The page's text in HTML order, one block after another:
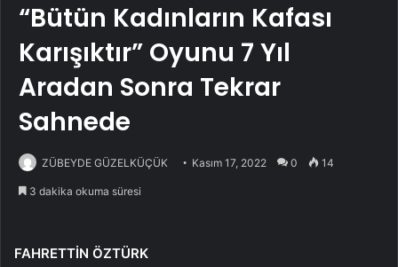
“Bütün Kadınların Kafası
Karışıktır” Oyunu 7 Yıl
Aradan Sonra Tekrar
Sahnede
ZÜBEYDE GÜZELKÜÇÜK Kasım 17, 2022 0 14
3 dakika okuma süresi
FAHRETTİN ÖZTÜRK